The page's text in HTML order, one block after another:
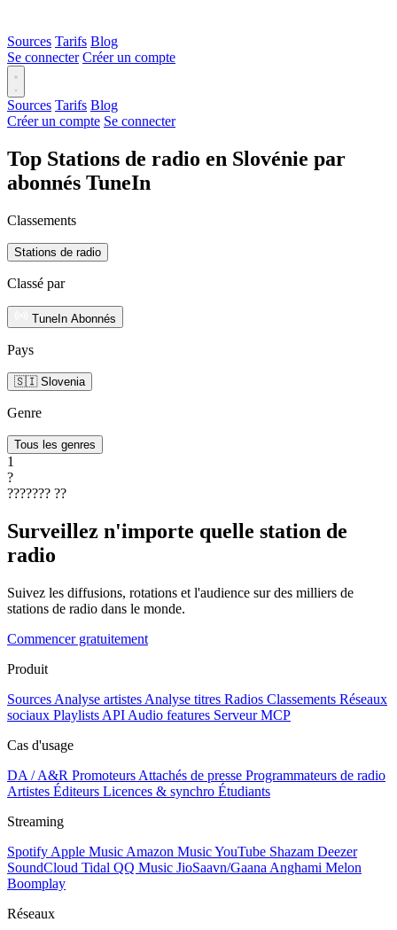
Sources Tarifs Blog
Se connecter Créer un compte
Sources Tarifs Blog
Créer un compte Se connecter
Top Stations de radio en Slovénie par
abonnés TuneIn
Classements
Stations de radio
Classé par
TuneIn Abonnés
Pays
🇸🇮 Slovenia
Genre
Tous les genres
1
?
??????? ??
Surveillez n'importe quelle station de
radio
Suivez les diffusions, rotations et l'audience sur des milliers de
stations de radio dans le monde.
Commencer gratuitement
Produit
Sources Analyse artistes Analyse titres Radios Classements Réseaux
sociaux Playlists API Audio features Serveur MCP
Cas d'usage
DA / A&R Promoteurs Attachés de presse Programmateurs de radio
Artistes Éditeurs Licences & synchro Étudiants
Streaming
Spotify Apple Music Amazon MusicYouTube Shazam Deezer
SoundCloud Tidal QQ Music JioSaavn/Gaana Anghami Melon
Boomplay
Réseaux